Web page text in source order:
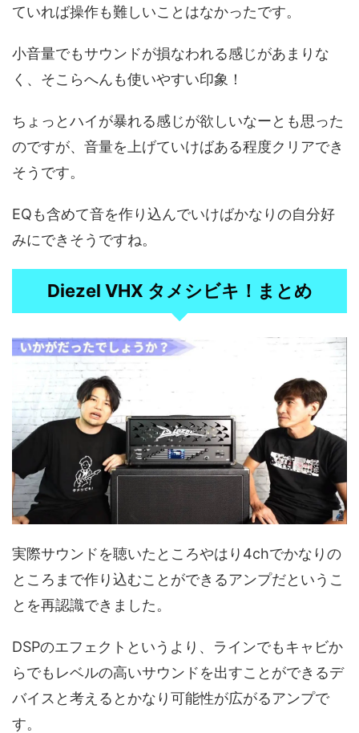
ていれば操作も難しいことはなかったです。
小音量でもサウンドが損なわれる感じがあまりな
く、そこらへんも使いやすい印象！
ちょっとハイが暴れる感じが欲しいなーとも思った
のですが、音量を上げていけばある程度クリアでき
そうです。
EQも含めて音を作り込んでいけばかなりの自分好
みにできそうですね。
Diezel VHX タメシビキ！まとめ
実際サウンドを聴いたところやはり4chでかなりの
ところまで作り込むことができるアンプだというこ
とを再認識できました。
DSPのエフェクトというより、ラインでもキャビか
らでもレベルの高いサウンドを出すことができるデ
バイスと考えるとかなり可能性が広がるアンプで
す。